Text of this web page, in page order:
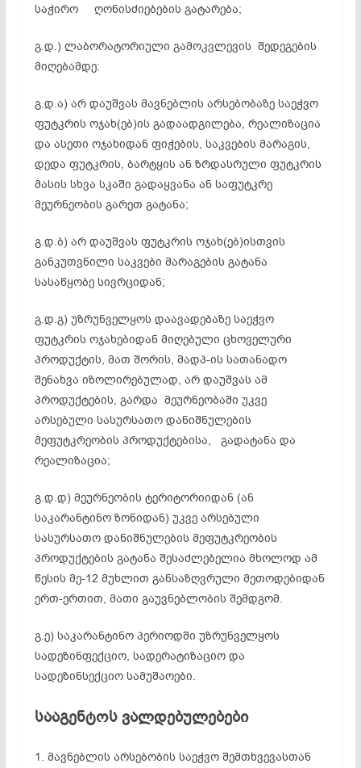
საჭირო ღონისძიებების გატარება;
გ.დ.) ლაბორატორიული გამოკვლევის შედეგების
მიღებამდე:
გ.დ.ა) არ დაუშვას მავნებლის არსებობაზე საეჭვო
ფუტკრის ოჯახ(ებ)ის გადაადგილება, რეალიზაცია
და ასეთი ოჯახიდან ფიჭების, საკვების მარაგის,
დედა ფუტკრის, ბარტყის ან ზრდასრული ფუტკრის
მასის სხვა სკაში გადაყვანა ან საფუტკრე
მეურნეობის გარეთ გატანა;
გ.დ.ბ) არ დაუშვას ფუტკრის ოჯახ(ებ)ისთვის
განკუთვნილი საკვები მარაგების გატანა
სასაწყობე სივრციდან;
გ.დ.გ) უზრუნველყოს დაავადებაზე საეჭვო
ფუტკრის ოჯახებიდან მიღებული ცხოველური
პროდუქტის, მათ შორის, მადპ-ის სათანადო
შენახვა იზოლირებულად, არ დაუშვას ამ
პროდუქტების, გარდა მეურნეობაში უკვე
არსებული სასურსათო დანიშნულების
მეფუტკრეობის პროდუქტებისა, გადატანა და
რეალიზაცია;
გ.დ.დ) მეურნეობის ტერიტორიიდან (ან
საკარანტინო ზონიდან) უკვე არსებული
სასურსათო დანიშნულების მეფუტკრეობის
პროდუქტების გატანა შესაძლებელია მხოლოდ ამ
წესის მე-12 მუხლით განსაზღვრული მეთოდებიდან
ერთ-ერთით, მათი გაუვნებლობის შემდგომ.
გ.ე) საკარანტინო პერიოდში უზრუნველყოს
სადეზინფექციო, სადერატიზაციო და
სადეზინსექციო სამუშაოები.
სააგენტოს ვალდებულებები
1. მავნებლის არსებობის საეჭვო შემთხვევასთან